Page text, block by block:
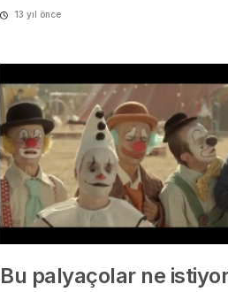
13 yıl önce
Bu palyaçolar ne